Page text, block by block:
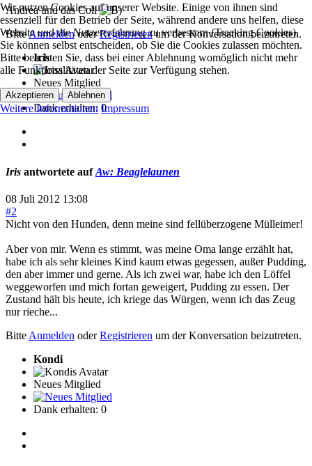
Andrea und das Coli
BitteAnmeldenoderRegistrierenum der Konversation beizutreten.
Iris
Neues Mitglied
Dank erhalten: 0
Iris antwortete aufAw: Beaglelaunen
08 Juli 2012 13:08
#2
Nicht von den Hunden, denn meine sind fellüberzogene Mülleimer!
Aber von mir. Wenn es stimmt, was meine Oma lange erzählt hat,
habe ich als sehr kleines Kind kaum etwas gegessen, außer Pudding,
den aber immer und gerne. Als ich zwei war, habe ich den Löffel
weggeworfen und mich fortan geweigert, Pudding zu essen. Der
Zustand hält bis heute, ich kriege das Würgen, wenn ich das Zeug
nur rieche...
Bitte Anmelden oderRegistrieren um der Konversation beizutreten.
Kondi
Neues Mitglied
Dank erhalten: 0
Wir nutzen Cookies auf unserer Website. Einige von ihnen sind
essenziell für den Betrieb der Seite, während andere uns helfen, diese
Website und die Nutzererfahrung zu verbessern (Tracking Cookies).
Sie können selbst entscheiden, ob Sie die Cookies zulassen möchten.
Bitte beachten Sie, dass bei einer Ablehnung womöglich nicht mehr
alle Funktionalitäten der Seite zur Verfügung stehen.
Akzeptieren Ablehnen
Weitere Informationen Impressum